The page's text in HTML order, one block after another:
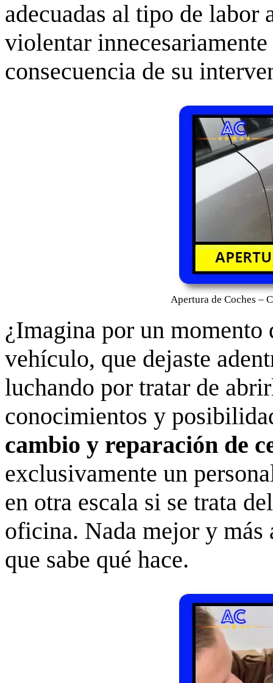
adecuadas al tipo de labor
violentar
consecuencia de su
Apertura de Coches –
¿Imagina por un momento
vehículo, que dejaste
luchando por tratar de
conocimientos y
cambio y reparación de
exclusivamente un
en otra escala si se trata
oficina. Nada mejor y más
que sabe qué hace.